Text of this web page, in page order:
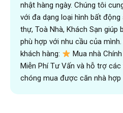
nhật hàng ngày. Chúng tôi
với đa dạng loại hình bất động
thự, Toà Nhà, Khách Sạn giúp
phù hợp với nhu cầu của
khách hàng:
Mua nhà
Miễn Phí Tư Vấn và hỗ trợ
chóng mua được căn nhà hợp